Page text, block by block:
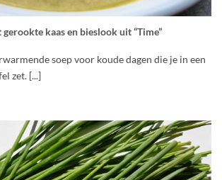
kaas en bieslook uit “Time”
soep voor koude dagen die je in een
zet. [...]